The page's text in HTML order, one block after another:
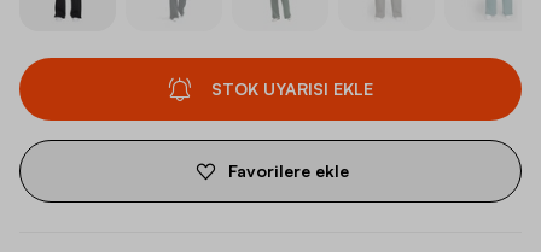
STOK UYARISI EKLE
Favorilere ekle